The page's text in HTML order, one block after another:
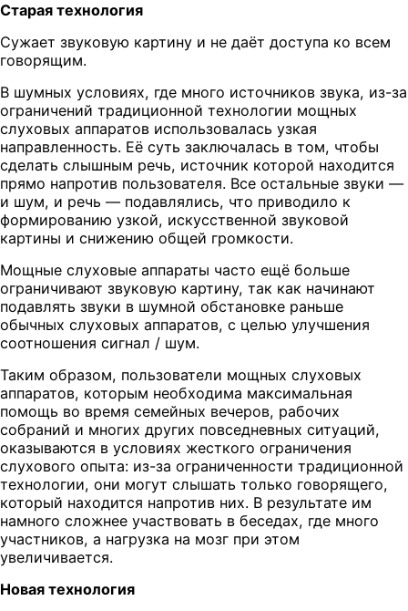
Старая технология
Сужает звуковую картину и не даёт доступа ко всем
говорящим.
В шумных условиях, где много источников звука, из-за
ограничений традиционной технологии мощных
слуховых аппаратов использовалась узкая
направленность. Её суть заключалась в том, чтобы
сделать слышным речь, источник которой находится
прямо напротив пользователя. Все остальные звуки —
и шум, и речь — подавлялись, что приводило к
формированию узкой, искусственной звуковой
картины и снижению общей громкости.
Мощные слуховые аппараты часто ещё больше
ограничивают звуковую картину, так как начинают
подавлять звуки в шумной обстановке раньше
обычных слуховых аппаратов, с целью улучшения
соотношения сигнал / шум.
Таким образом, пользователи мощных слуховых
аппаратов, которым необходима максимальная
помощь во время семейных вечеров, рабочих
собраний и многих других повседневных ситуаций,
оказываются в условиях жесткого ограничения
слухового опыта: из-за ограниченности традиционной
технологии, они могут слышать только говорящего,
который находится напротив них. В результате им
намного сложнее участвовать в беседах, где много
участников, а нагрузка на мозг при этом
увеличивается.
Новая технология